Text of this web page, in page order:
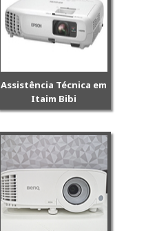
Assistência Técnica em
Itaim Bibi